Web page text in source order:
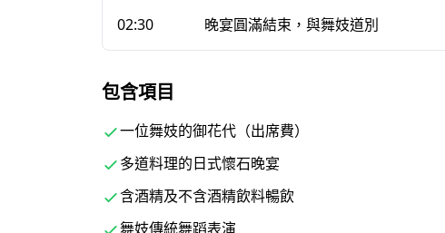
飲食需求配合
— 可提前為素食、無麩質及無高湯需
提供嚴格的清真或全素烹飪方式（如專用鍋具或完全
場地——東山私人包廂
體驗地點為「八坂通円楽」——位於八坂通上一棟美
02:30 晚宴圓滿結束，與舞妓道別
包含項目
一位舞妓的御花代（出席費）
多道料理的日式懷石晚宴
含酒精及不含酒精飲料暢飲
舞妓傳統舞蹈表演